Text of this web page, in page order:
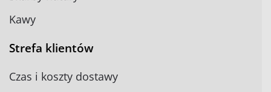
Kawy
Strefa klientów
Czas i koszty dostawy